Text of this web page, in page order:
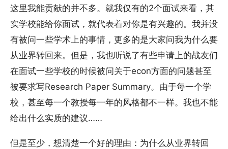
这里我能贡献的并不多。就我仅有的2个面试来看，其
实学校能给你面试，就代表着对你是有兴趣的。我并没
有被问一些学术上的事情，更多的是大家问我为什么要
从业界转回来。但是，我也听说了有些申请上的战友们
在面试一些学校的时候被问关于econ方面的问题甚至
被要求写Research Paper Summary。由于每一个学
校，甚至每一个教授每一年的风格都不一样。我也不能
给出什么实质的建议……
但是至少，想清楚一个好的理由：为什么从业界转回